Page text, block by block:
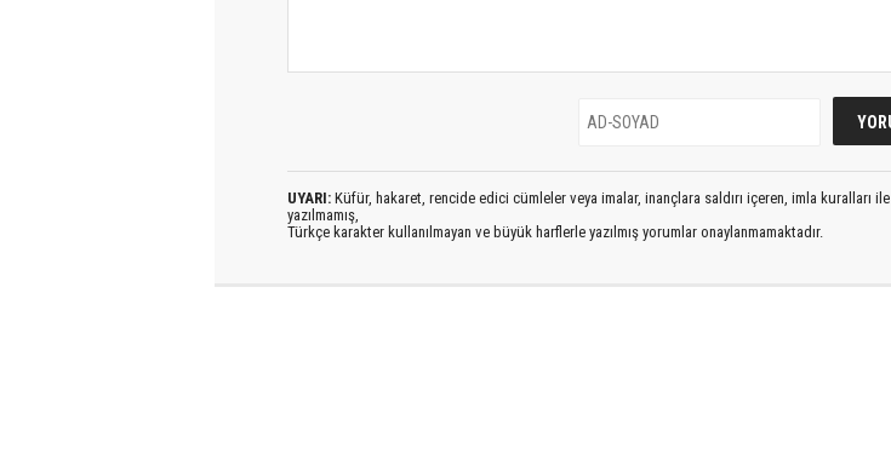
UYARI: Küfür, hakaret, rencide edici cümleler veya imalar, inançlara saldırı içeren, imla kuralları ile
yazılmamış,
Türkçe karakter kullanılmayan ve büyük harflerle yazılmış yorumlar onaylanmamaktadır.